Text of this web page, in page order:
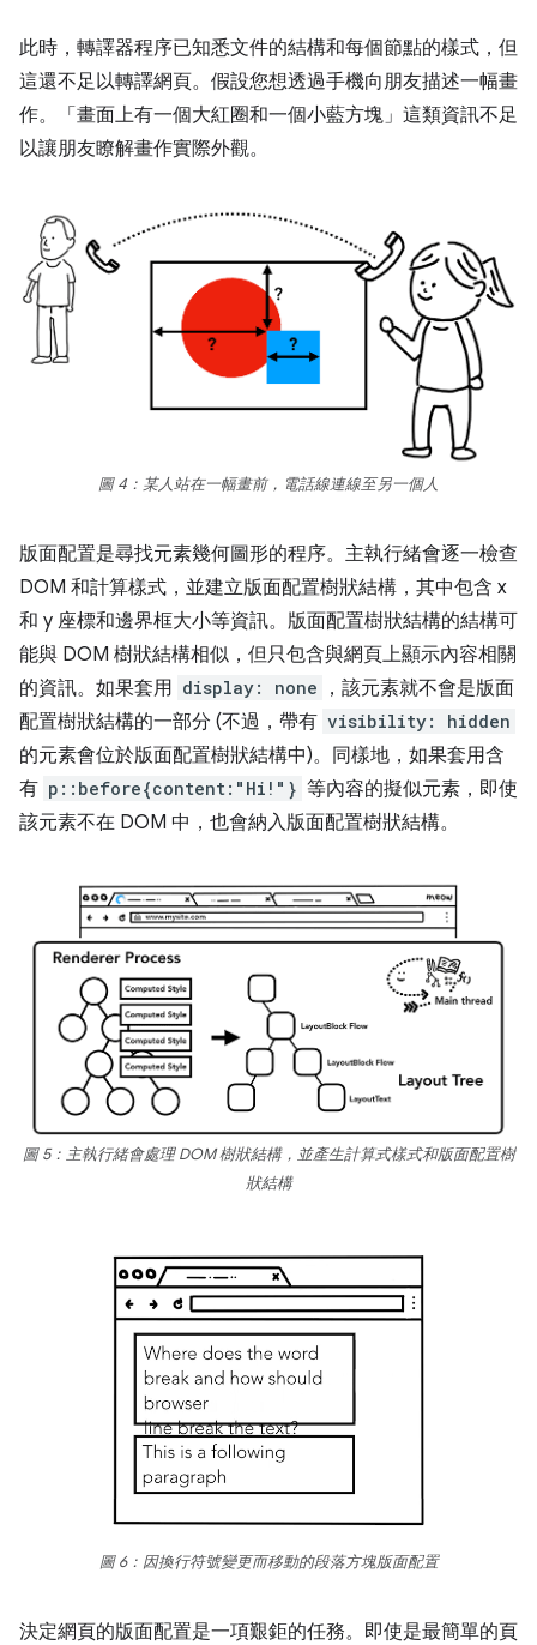
此時，轉譯器程序已知悉文件的結構和每個節點的樣式，但
這還不足以轉譯網頁。假設您想透過手機向朋友描述一幅畫
作。「畫面上有一個大紅圈和一個小藍方塊」這類資訊不足
以讓朋友瞭解畫作實際外觀。
圖 4：某人站在一幅畫前，電話線連線至另一個人
版面配置是尋找元素幾何圖形的程序。主執行緒會逐一檢查
DOM 和計算樣式，並建立版面配置樹狀結構，其中包含 x
和 y 座標和邊界框大小等資訊。版面配置樹狀結構的結構可
能與 DOM 樹狀結構相似，但只包含與網頁上顯示內容相關
的資訊。如果套用 display: none
，該元素就不會是版面
配置樹狀結構的一部分 (不過，帶有 visibility: hidden
的元素會位於版面配置樹狀結構中)。同樣地，如果套用含
有 p::before{content:"Hi!"} 等內容的擬似元素，即使
該元素不在 DOM 中，也會納入版面配置樹狀結構。
圖 5：主執行緒會處理 DOM 樹狀結構，並產生計算式樣式和版面配置樹
狀結構
圖 6：因換行符號變更而移動的段落方塊版面配置
決定網頁的版面配置是一項艱鉅的任務。即使是最簡單的頁